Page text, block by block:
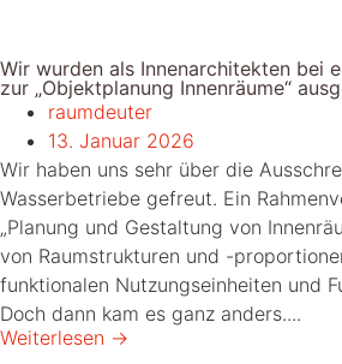
Wir wurden als Innenarchitekten bei
zur „Objektplanung Innenräume“
raumdeuter
13. Januar 2026
Wir haben uns sehr über die
Wasserbetriebe gefreut. Ein
„Planung und Gestaltung von
von Raumstrukturen und -
funktionalen Nutzungseinheiten und
Doch dann kam es ganz anders....
Weiterlesen →